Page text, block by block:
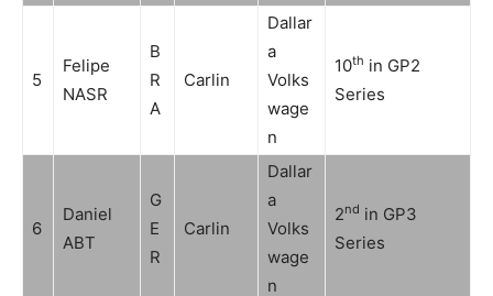
5
Felipe
NASR
B
R
A
Carlin
Dallar
a
Volks
wage
n
10th in GP2
Series
6
Daniel
ABT
G
E
R
Carlin
Dallar
a
Volks
wage
n
2nd in GP3
Series